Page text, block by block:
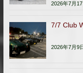
2026年7月
7/7 Club
2026年7月9